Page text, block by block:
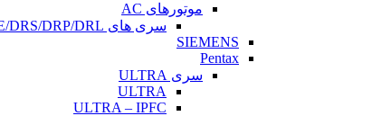
موتورهای AC
سری های DRE/DRS/DRP/DRL
SIEMENS
Pentax
سری ULTRA
ULTRA
ULTRA – IPFC